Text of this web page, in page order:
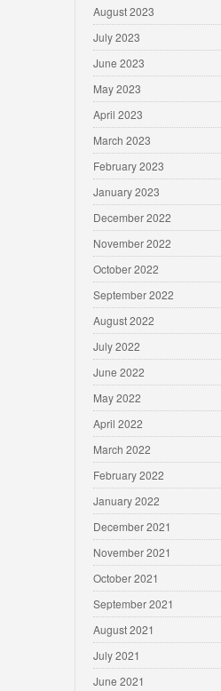
August 2023
July 2023
June 2023
May 2023
April 2023
March 2023
February 2023
January 2023
December 2022
November 2022
October 2022
September 2022
August 2022
July 2022
June 2022
May 2022
April 2022
March 2022
February 2022
January 2022
December 2021
November 2021
October 2021
September 2021
August 2021
July 2021
June 2021